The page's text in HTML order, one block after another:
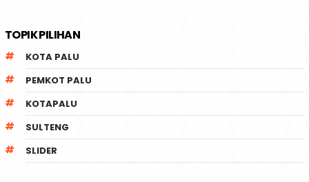
TOPIK PILIHAN
KOTA PALU
PEMKOT PALU
KOTAPALU
SULTENG
SLIDER